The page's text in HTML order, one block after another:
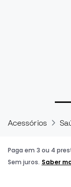
Acessórios